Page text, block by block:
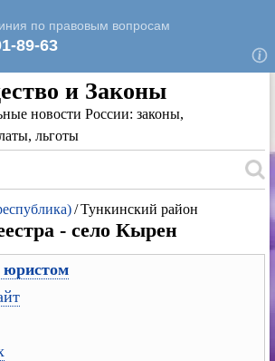
и Законы
новости России: законы,
льготы
/Тункинский район
- село Кырен
юристом
Для любых предложений по сайту: rk-
reestr@cp9.ru